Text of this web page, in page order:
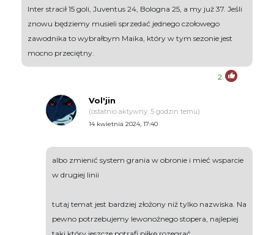
Inter stracił 15 goli, Juventus 24, Bologna 25, a my już 37. Jeśli
znowu będziemy musieli sprzedać jednego czołowego
zawodnika to wybrałbym Maika, który w tym sezonie jest
mocno przeciętny.
2
Vol'jin
(ostatnio aktywny: 5 godzin temu)
14 kwietnia 2024, 17:40
albo zmienić system grania w obronie i mieć wsparcie
w drugiej linii
tutaj temat jest bardziej złożony niż tylko nazwiska. Na
pewno potrzebujemy lewonożnego stopera, najlepiej